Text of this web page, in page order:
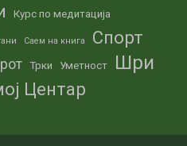
Курс по медитација
Саем на книга Спорт
Трки Уметност
Шри
Центар